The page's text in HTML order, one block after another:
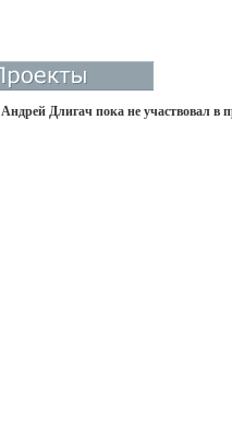
Андрей Длигач пока не участвовал в